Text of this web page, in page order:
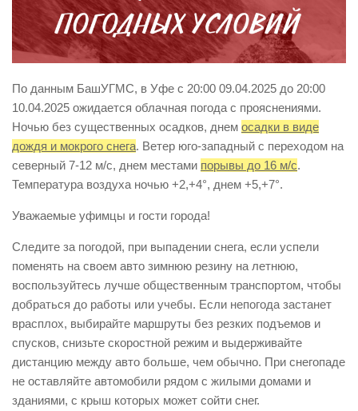
Виды деятельности
Обслуживание опасных производственных объектов
УГЗ рекомендует
Памятки населению
Как стать спасателем
Уголок гражданской обороны
Пресс-центр
Конкурсы
Наша работа
Фотогалерея
Обращения
Контакты
Вакансии
По данным БашУГМС, в Уфе с 20:00 09.04.2025 до 20:00
10.04.2025 ожидается облачная погода с прояснениями.
Ночью без существенных осадков, днем осадки в виде
дождя и мокрого снега. Ветер юго-западный с переходом на
северный 7-12 м/с, днем местами порывы до 16 м/с.
Температура воздуха ночью +2,+4°, днем +5,+7°.
Уважаемые уфимцы и гости города!
Следите за погодой, при выпадении снега, если успели
поменять на своем авто зимнюю резину на летнюю,
воспользуйтесь лучше общественным транспортом, чтобы
добраться до работы или учебы. Если непогода застанет
врасплох, выбирайте маршруты без резких подъемов и
спусков, снизьте скоростной режим и выдерживайте
дистанцию между авто больше, чем обычно. При снегопаде
не оставляйте автомобили рядом с жилыми домами и
зданиями, с крыш которых может сойти снег.